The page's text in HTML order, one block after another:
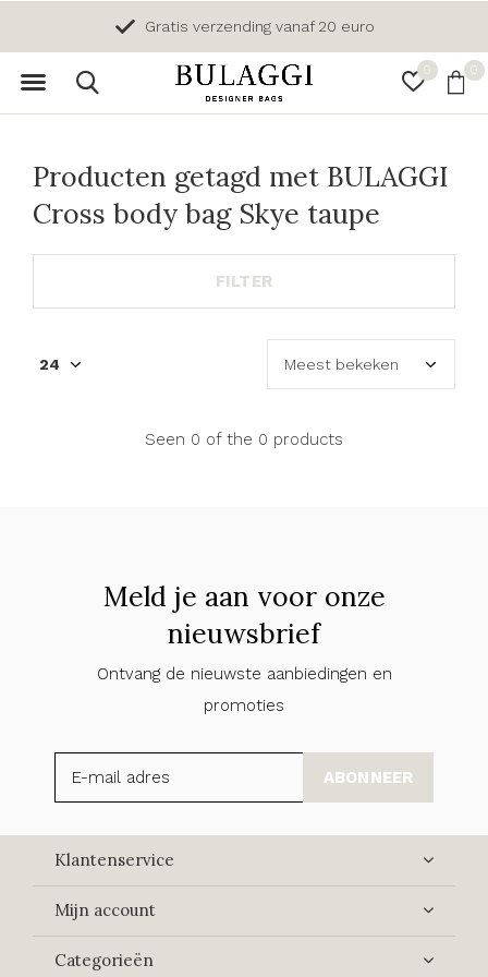
0 0
Gratis verzending vanaf 20 euro
Producten getagd met BULAGGI
Cross body bag Skye taupe
FILTER
Seen 0 of the 0 products
Meld je aan voor onze
nieuwsbrief
Ontvang de nieuwste aanbiedingen en
promoties
ABONNEER
Klantenservice
Mijn account
Categorieën